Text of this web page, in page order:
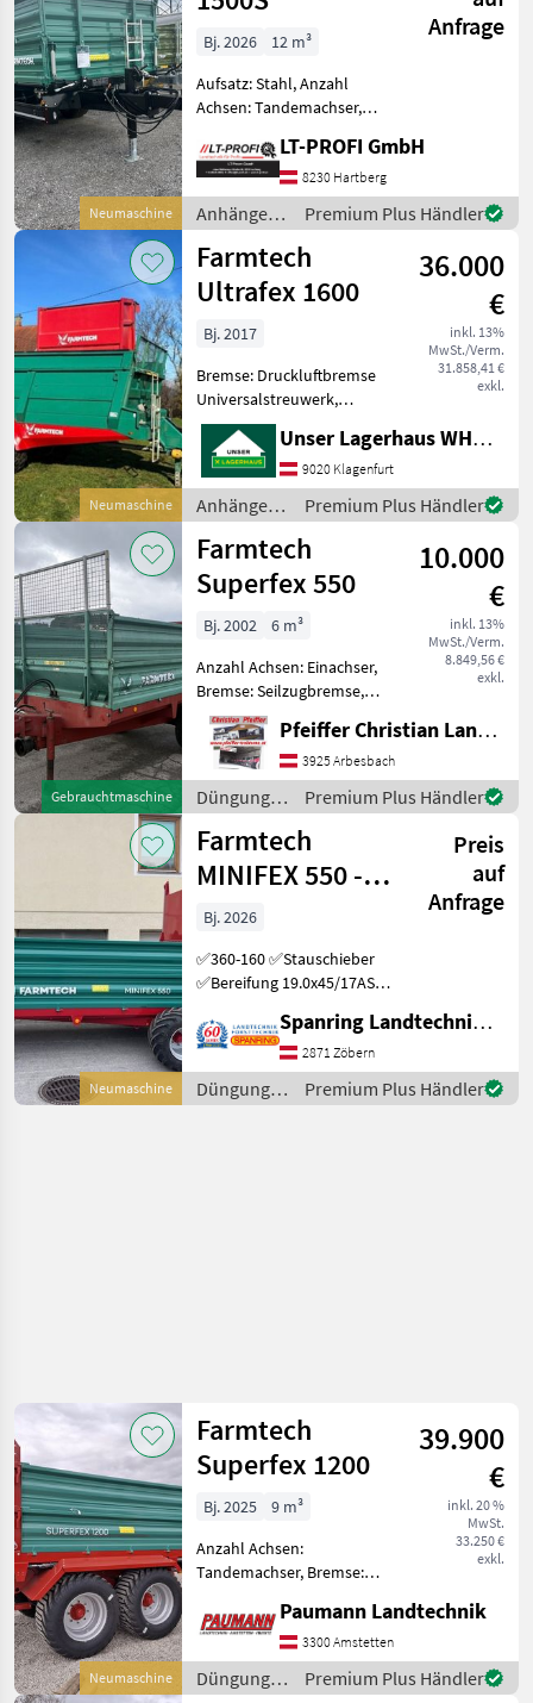
Neumaschine
Anfrage
Bj. 2026
12 m³
Aufsatz: Stahl, Anzahl
Achsen: Tandemachser,
Kipper, Bremse:
Druckluftbremse,
Typenschein,
Sattelstützwinde Farmtech
LT-PROFI GmbH
8230 Hartberg
Anhänger /
Farmtech
Premium Plus Händler
Neumaschine
Farmtech
Ultrafex 1600
36.000
€
inkl. 13%
MwSt./Verm.
31.858,41 €
exkl.
Bj. 2017
Bremse: Druckluftbremse
Universalstreuwerk,
Grenzstreueinrichtung
rechts Bereifung 600/50
R22.5 WWGW
Nachlauflenkachse,
Rückwand neuwertig 2024
Informieren Sie sic
Unser Lagerhaus WHG, Kärnten, Klagenfurt
9020 Klagenfurt
Anhänger /
Farmtech
Premium Plus Händler
Gebrauchtmaschine
Farmtech
Superfex 550
10.000
€
inkl. 13%
MwSt./Verm.
8.849,56 €
exkl.
Bj. 2002
6 m³
Anzahl Achsen: Einachser,
Bremse: Seilzugbremse,
Hydraulischer Vorschub
Zwillingsreifen,
Gelenkwelle, Bereifung
15.0/55-17 Düngung und
Beregnung
Kompost-/Miststreuer
Pfeiffer Christian Landtechnik
3925 Arbesbach
Düngung
und
Beregnung
/ Farmtech
Premium Plus Händler
Neumaschine
Farmtech
MINIFEX 550 -
6to
Gesamtgewicht
Preis
auf
Anfrage
Bj. 2026
✅360-160 ✅Stauschieber
✅Bereifung 19.0x45/17AS
Bremse ✅Lichtanlage
✅GELENKWELLE
✅Aufsatzwände
✅Verbreiterung ✅auch
Spanring Landtechnik Gmbh
2871 Zöbern
Düngung
und
Premium Plus Händler
Neumaschine
Farmtech
Superfex 1200
39.900
€
inkl. 20 %
MwSt.
33.250 €
exkl.
Bj. 2025
9 m³
Anzahl Achsen:
Tandemachser, Bremse:
Hydraulischer Vorschub -
Ausführung für 25 km/h -
Brückenmaße 5000 x 1800
mm - 2-Leitung
Paumann Landtechnik
3300 Amstetten
Düngung
Premium Plus Händler